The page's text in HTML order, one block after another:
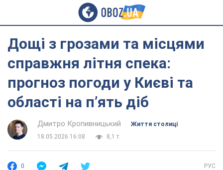
Дощі з грозами та місцями
справжня літня спека:
прогноз погоди у Києві та
області на п’ять діб
Дмитро Кропивницький
Життя столиці
18.05.2026 16:08
8,1 т.
0 РУС